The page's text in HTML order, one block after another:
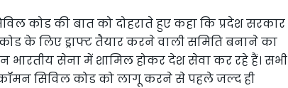
कोड की बात को दोहराते हुए कहा कि प्रदेश सरकार
के लिए ड्राफ्ट तैयार करने वाली समिति बनाने का
भारतीय सेना में शामिल होकर देश सेवा कर रहे हैं। सभी
सिविल कोड को लागू करने से पहले जल्द ही